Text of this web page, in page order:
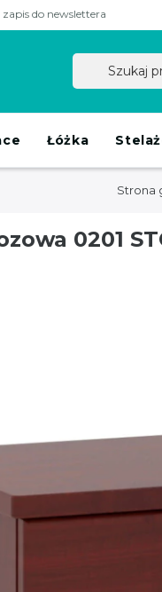
zapis do newslettera
Łóżka
Strona
0201